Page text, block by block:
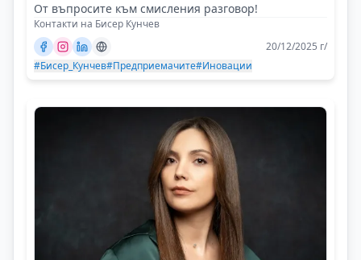
От въпросите към смисления разговор!
Контакти на Бисер Кунчев
20/12/2025 г/
#Бисер_Кунчев#Предприемачите#Иновации